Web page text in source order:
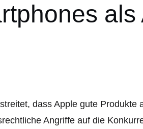
als
dass Apple gute Produkte
Angriffe auf die